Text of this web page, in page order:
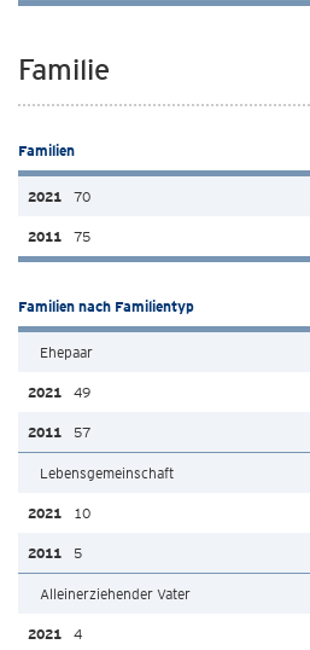
Familie
Familien
70
75
Familien nach Familientyp
Ehepaar
49
57
Lebensgemeinschaft
10
5
Alleinerziehender Vater
4